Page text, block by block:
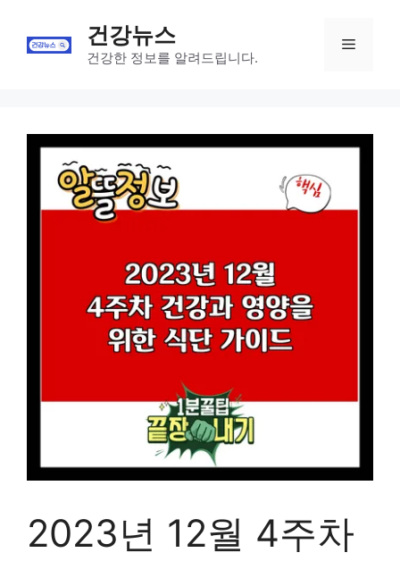
content
건강뉴스
건강한 정보를 알려드립니다.
Menu
2023년 12월 4주차